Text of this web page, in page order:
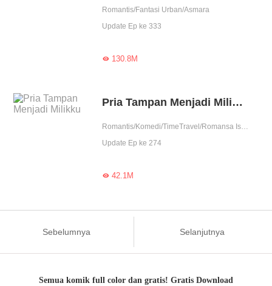
Romantis/Fantasi Urban/Asmara
Update Ep ke 333
130.8M
Pria Tampan Menjadi Milikku
Romantis/Komedi/TimeTravel/Romansa Istana
Update Ep ke 274
42.1M
Sebelumnya Selanjutnya
Semua komik full color dan gratis! Gratis Download